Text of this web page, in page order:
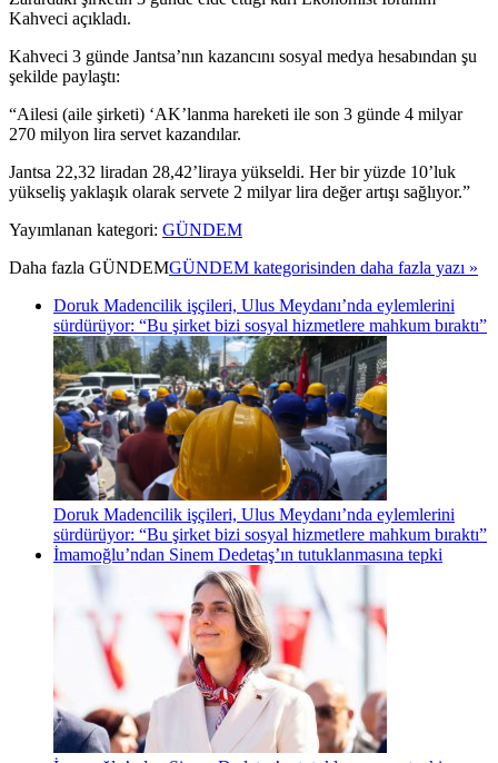
Kahveci açıkladı.
Kahveci 3 günde Jantsa’nın kazancını sosyal medya hesabından şu
şekilde paylaştı:
“Ailesi (aile şirketi) ‘AK’lanma hareketi ile son 3 günde 4 milyar
270 milyon lira servet kazandılar.
Jantsa 22,32 liradan 28,42’liraya yükseldi. Her bir yüzde 10’luk
yükseliş yaklaşık olarak servete 2 milyar lira değer artışı sağlıyor.”
Yayımlanan kategori: GÜNDEM
Daha fazla GÜNDEMGÜNDEM kategorisinden daha fazla yazı »
Doruk Madencilik işçileri, Ulus Meydanı’nda eylemlerini
sürdürüyor: “Bu şirket bizi sosyal hizmetlere mahkum bıraktı”
Doruk Madencilik işçileri, Ulus Meydanı’nda eylemlerini
sürdürüyor: “Bu şirket bizi sosyal hizmetlere mahkum bıraktı”
İmamoğlu’ndan Sinem Dedetaş’ın tutuklanmasına tepki